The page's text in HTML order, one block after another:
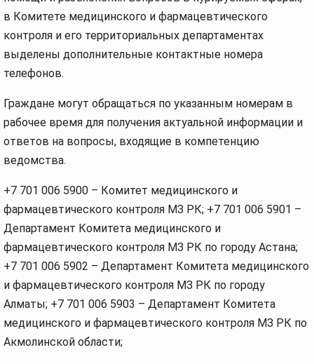
в Комитете медицинского и фармацевтического
контроля и его территориальных департаментах
выделены дополнительные контактные номера
телефонов.
Граждане могут обращаться по указанным номерам в
рабочее время для получения актуальной информации и
ответов на вопросы, входящие в компетенцию
ведомства.
+7 701 006 5900 – Комитет медицинского и
фармацевтического контроля МЗ РК; +7 701 006 5901 –
Департамент Комитета медицинского и
фармацевтического контроля МЗ РК по городу Астана;
+7 701 006 5902 – Департамент Комитета медицинского
и фармацевтического контроля МЗ РК по городу
Алматы; +7 701 006 5903 – Департамент Комитета
медицинского и фармацевтического контроля МЗ РК по
Акмолинской области;